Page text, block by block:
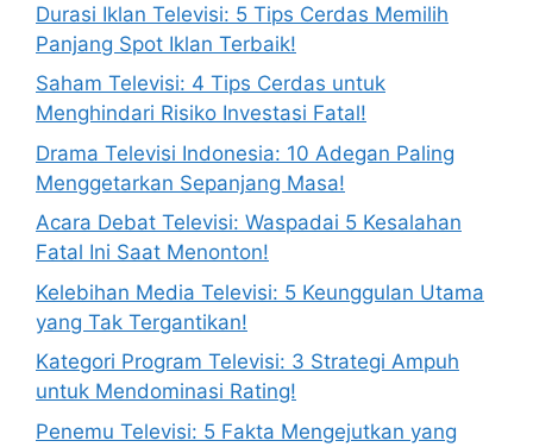
Durasi Iklan Televisi: 5 Tips Cerdas Memilih
Panjang Spot Iklan Terbaik!
Saham Televisi: 4 Tips Cerdas untuk
Menghindari Risiko Investasi Fatal!
Drama Televisi Indonesia: 10 Adegan Paling
Menggetarkan Sepanjang Masa!
Acara Debat Televisi: Waspadai 5 Kesalahan
Fatal Ini Saat Menonton!
Kelebihan Media Televisi: 5 Keunggulan Utama
yang Tak Tergantikan!
Kategori Program Televisi: 3 Strategi Ampuh
untuk Mendominasi Rating!
Penemu Televisi: 5 Fakta Mengejutkan yang